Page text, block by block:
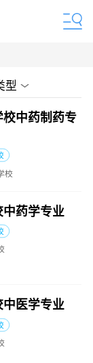
型
中药制药专
校
药学专业
中医学专业